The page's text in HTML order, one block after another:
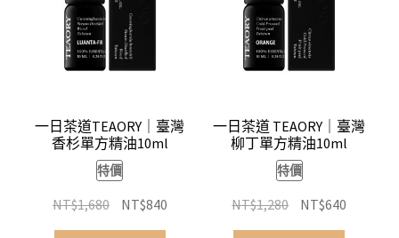
一日茶道TEAORY｜臺灣
香杉單方精油10ml
特價
NT$1,680 原
始
NT$840目
一日茶道 TEAORY｜臺灣
柳丁單方精油10ml
特價
NT$1,280
原
始
NT$640